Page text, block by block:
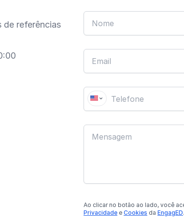
de referências
Ao clicar no botão ao lado, você
Privacidade e Cookies da EngagED.